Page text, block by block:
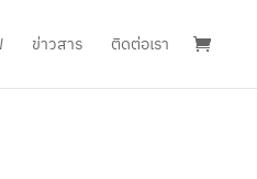
ข่าวสาร ติดต่อเรา